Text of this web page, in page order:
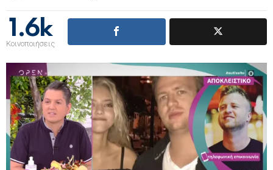
1.6k
Κοινοποιήσεις